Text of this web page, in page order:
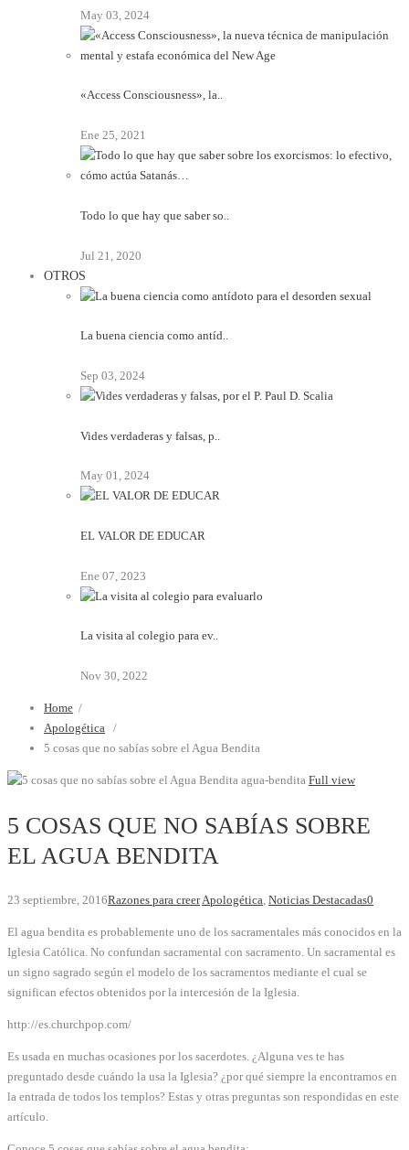
May 03, 2024
«Access Consciousness», la..
Ene 25, 2021
Todo lo que hay que saber so..
Jul 21, 2020
OTROS
La buena ciencia como antíd..
Sep 03, 2024
Vides verdaderas y falsas, p..
May 01, 2024
EL VALOR DE EDUCAR
Ene 07, 2023
La visita al colegio para ev..
Nov 30, 2022
Home /
Apologética /
5 cosas que no sabías sobre el Agua Bendita
agua-bendita Full view
5 COSAS QUE NO SABÍAS SOBRE
EL AGUA BENDITA
23 septiembre, 2016Razones para creerApologética, Noticias Destacadas0
El agua bendita es probablemente uno de los sacramentales más conocidos en la
Iglesia Católica. No confundan sacramental con sacramento. Un sacramental es
un signo sagrado según el modelo de los sacramentos mediante el cual se
significan efectos obtenidos por la intercesión de la Iglesia.
http://es.churchpop.com/
Es usada en muchas ocasiones por los sacerdotes. ¿Alguna ves te has
preguntado desde cuándo la usa la Iglesia? ¿por qué siempre la encontramos en
la entrada de todos los templos? Estas y otras preguntas son respondidas en este
artículo.